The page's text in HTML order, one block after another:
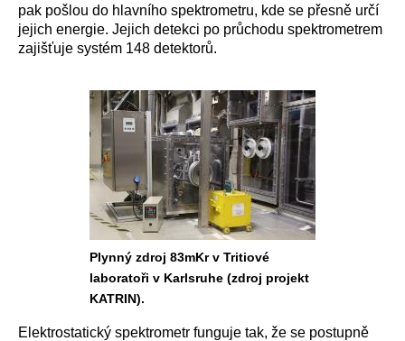
pak pošlou do hlavního spektrometru, kde se přesně určí
jejich energie. Jejich detekci po průchodu spektrometrem
zajišťuje systém 148 detektorů.
Plynný zdroj 83mKr v Tritiové
laboratoři v Karlsruhe (zdroj projekt
KATRIN).
Elektrostatický spektrometr funguje tak, že se postupně